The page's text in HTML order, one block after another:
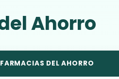
Ahorro
FARMACIAS DEL AHORRO